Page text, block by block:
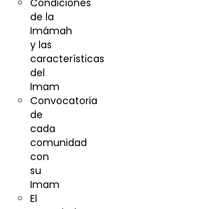
Condiciones
de la
Imámah
y las
características
del
Imam
Convocatoria
de
cada
comunidad
con
su
Imam
El